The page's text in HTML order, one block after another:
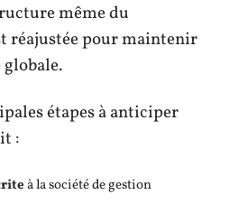
même du
réajustée pour maintenir
étapes à anticiper
:
à la société de gestion